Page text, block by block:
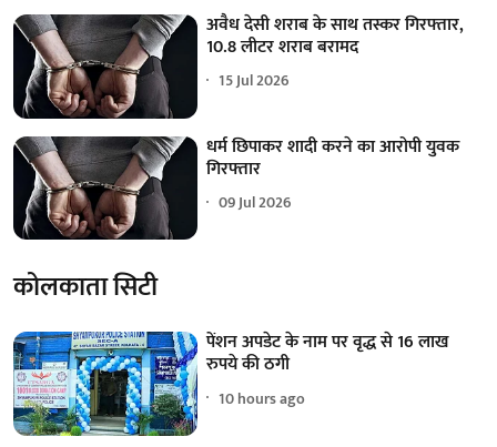
अवैध देसी शराब के साथ तस्कर गिरफ्तार,
10.8 लीटर शराब बरामद
15 Jul 2026
धर्म छिपाकर शादी करने का आरोपी युवक
गिरफ्तार
09 Jul 2026
कोलकाता सिटी
पेंशन अपडेट के नाम पर वृद्ध से 16 लाख
रुपये की ठगी
10 hours ago